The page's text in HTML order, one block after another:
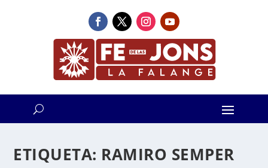
ETIQUETA: RAMIRO SEMPER